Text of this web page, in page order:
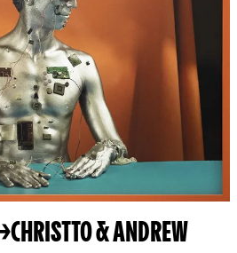
CHRISTTO & ANDREW